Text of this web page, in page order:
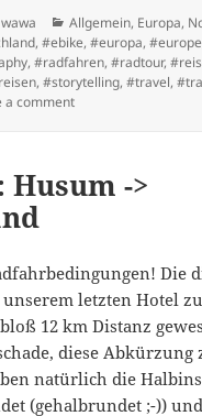
Author
wawa Categories
Allgemein, Europa,
,#ebike,#europa,#europe
,#radfahren,#radtour,
,#storytelling,#travel,
a commenton 1. Ruhetag: Sankt
Husum ->
Die
letzten Hotel
12 km Distanz
diese Abkürzung
natürlich die
(gehalbrundet ;-))